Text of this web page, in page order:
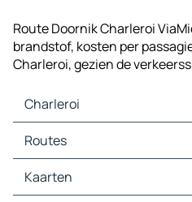
Route Doornik Charleroi
brandstof, kosten per
Charleroi, gezien de
Charleroi
Charleroi Kaarten
Charleroi Verkeer
Charleroi Hotels
Charleroi Restaurants
Routes
Routes Charleroi - Brussel
Routes Charleroi - Namen
Kaarten